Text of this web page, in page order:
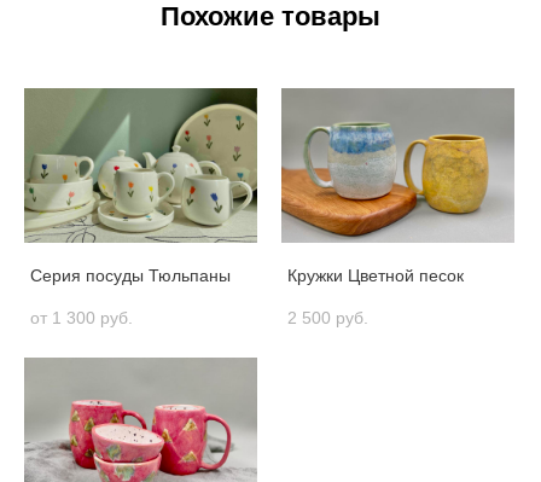
Похожие товары
Серия посуды Тюльпаны
от 1 300 pуб.
Кружки Цветной песок
2 500 pуб.